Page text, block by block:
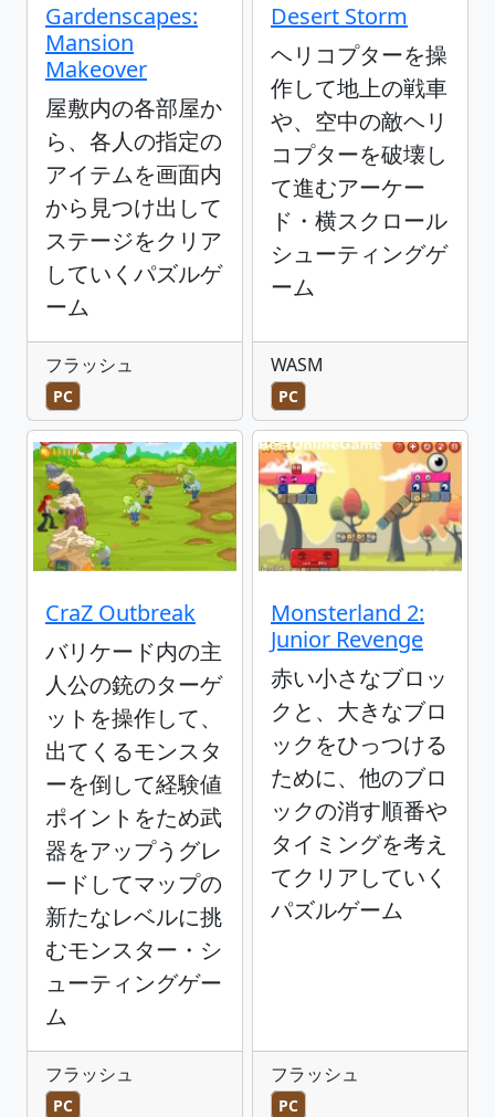
Gardenscapes:
Mansion
Makeover
屋敷内の各部屋か
ら、各人の指定の
アイテムを画面内
から見つけ出して
ステージをクリア
していくパズルゲ
ーム
フラッシュ
PC
Desert Storm
ヘリコプターを操
作して地上の戦車
や、空中の敵ヘリ
コプターを破壊し
て進むアーケー
ド・横スクロール
シューティングゲ
ーム
WASM
PC
CraZ Outbreak
バリケード内の主
人公の銃のターゲ
ットを操作して、
出てくるモンスタ
ーを倒して経験値
ポイントをため武
器をアップうグレ
ードしてマップの
新たなレベルに挑
むモンスター・シ
ューティングゲー
ム
フラッシュ
PC
Monsterland 2:
Junior Revenge
赤い小さなブロッ
クと、大きなブロ
ックをひっつける
ために、他のブロ
ックの消す順番や
タイミングを考え
てクリアしていく
パズルゲーム
フラッシュ
PC